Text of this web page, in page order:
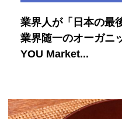
業界人が「日本の最
業界随一のオーガニ
YOU Market...